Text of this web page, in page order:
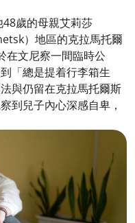
歲的母親艾莉莎
）地區的克拉馬托爾
文尼察一間臨時公
「總是提着行李箱生
與仍留在克拉馬托爾斯
到兒子內心深感自卑，